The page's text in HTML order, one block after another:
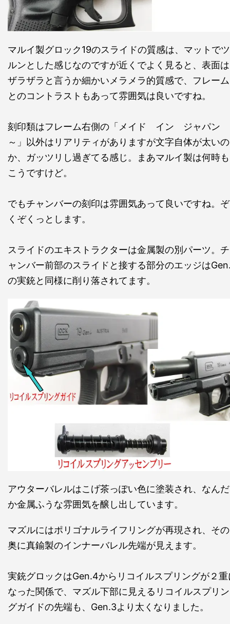
マルイ製グロック19のスライドの質感は、マットでツ
ルンとした感じなのですが近くでよく見ると、表面は
ザラザラと言うか細かいメラメラ的質感で、フレーム
とのコントラストもあって雰囲気は良いですね。
刻印類はフレーム右側の「メイド イン ジャパン
～」以外はリアリティがありますが文字自体が太いの
か、ガッツリし過ぎてる感じ。まあマルイ製は何時も
こうですけど。
でもチャンバーの刻印は雰囲気あって良いですね。ぞ
くぞくっとします。
スライドのエキストラクターは金属製の別パーツ。チ
ャンバー前部のスライドと接する部分のエッジは
の実銃と同様に削り落されてます。
アウターバレルはこげ茶っぽい色に塗装され、なんだ
か金属ふうな雰囲気を醸し出しています。
マズルにはポリゴナルライフリングが再現され、その
奥に真鍮製のインナーバレル先端が見えます。
実銃グロックはGen.4からリコイルスプリングが２重
なった関係で、マズル下部に見えるリコイルスプリン
グガイドの先端も、Gen.3より太くなりました。